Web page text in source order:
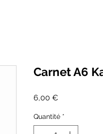
Carnet A6
6,00 €
Quantité *